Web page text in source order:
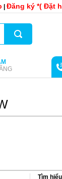
Đăng ký *( Đặt
Tìm